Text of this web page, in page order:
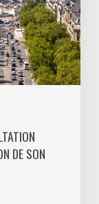
DE SON